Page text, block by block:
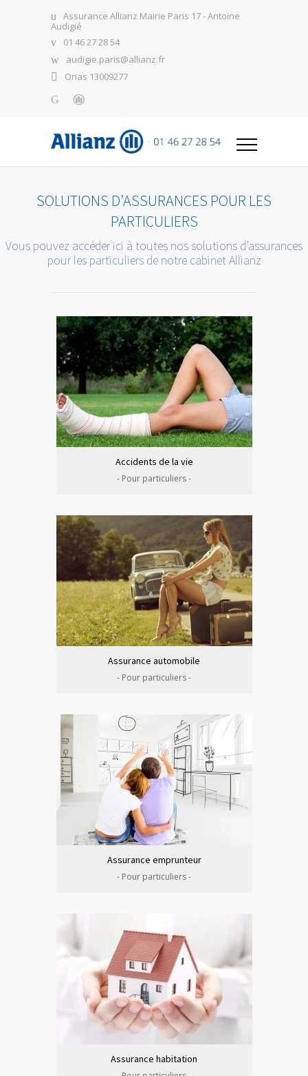
Assurance Allianz Mairie Paris 17 - Antoine
Audigié
01 46 27 28 54
audigie.paris@allianz.fr
Orias 13009277
SOLUTIONS D’ASSURANCES POUR LES
PARTICULIERS
Vous pouvez accéder ici à toutes nos solutions d’assurances
pour les particuliers de notre cabinet Allianz
Accidents de la vie
- Pour particuliers -
Assurance automobile
- Pour particuliers -
Assurance emprunteur
- Pour particuliers -
Assurance habitation